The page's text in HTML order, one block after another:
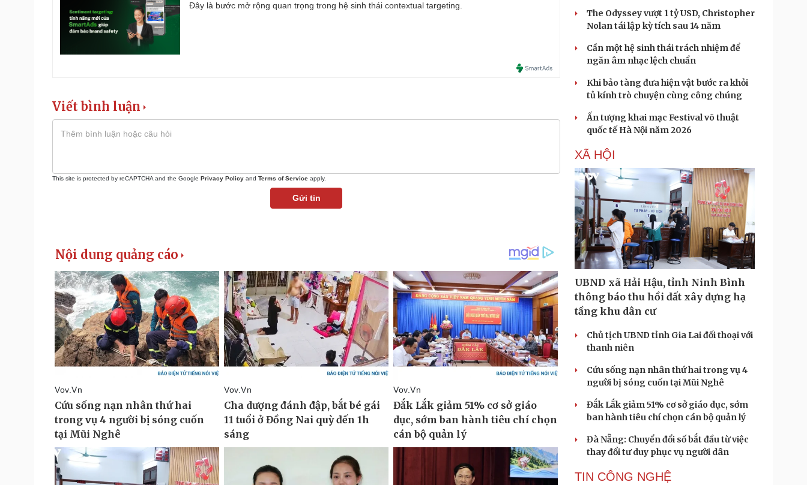
Đây là bước mở rộng quan trọng trong hệ sinh thái contextual targeting.
Viết bình luận
This site is protected by reCAPTCHA and the Google Privacy Policy and Terms of Service apply.
Gửi tin
The Odyssey vượt 1 tỷ USD, Christopher
Nolan tái lập kỳ tích sau 14 năm
Cần một hệ sinh thái trách nhiệm để
ngăn âm nhạc lệch chuẩn
Khi bảo tàng đưa hiện vật bước ra khỏi
tủ kính trò chuyện cùng công chúng
Ấn tượng khai mạc Festival võ thuật
quốc tế Hà Nội năm 2026
XÃ HỘI
UBND xã Hải Hậu, tỉnh Ninh Bình
thông báo thu hồi đất xây dựng hạ
tầng khu dân cư
Chủ tịch UBND tỉnh Gia Lai đối thoại với
thanh niên
Cứu sống nạn nhân thứ hai trong vụ 4
người bị sóng cuốn tại Mũi Nghê
Đắk Lắk giảm 51% cơ sở giáo dục, sớm
ban hành tiêu chí chọn cán bộ quản lý
Đà Nẵng: Chuyển đổi số bắt đầu từ việc
thay đổi tư duy phục vụ người dân
TIN CÔNG NGHỆ